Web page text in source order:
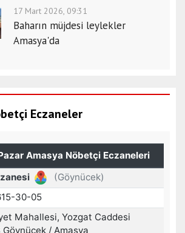
17 Mart 2026, 09:31
Baharın müjdesi leylekler
Amasya'da
Eczaneler